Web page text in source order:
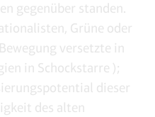
gegenüber standen.
Grüne oder
versetzte in
in Schockstarre );
dieser
des alten